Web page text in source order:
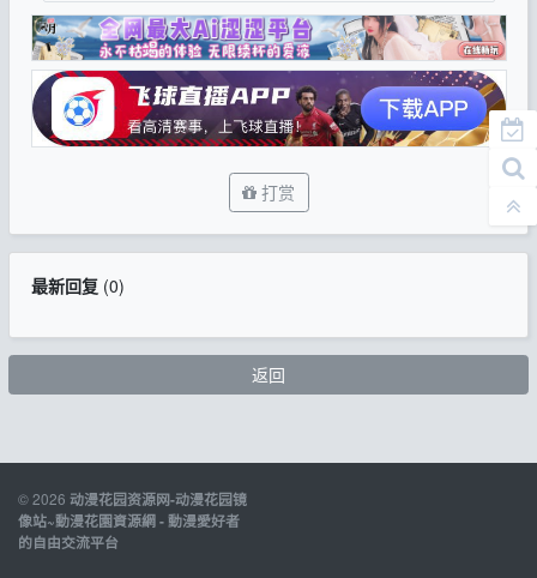
打赏
最新回复(0)
返回
© 2026 动漫花园资源网-动漫花园镜
像站~動漫花園資源網 - 動漫愛好者
的自由交流平台